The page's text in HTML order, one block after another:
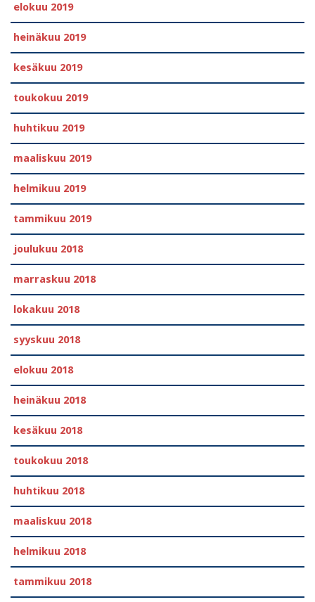
elokuu 2019
heinäkuu 2019
kesäkuu 2019
toukokuu 2019
huhtikuu 2019
maaliskuu 2019
helmikuu 2019
tammikuu 2019
joulukuu 2018
marraskuu 2018
lokakuu 2018
syyskuu 2018
elokuu 2018
heinäkuu 2018
kesäkuu 2018
toukokuu 2018
huhtikuu 2018
maaliskuu 2018
helmikuu 2018
tammikuu 2018